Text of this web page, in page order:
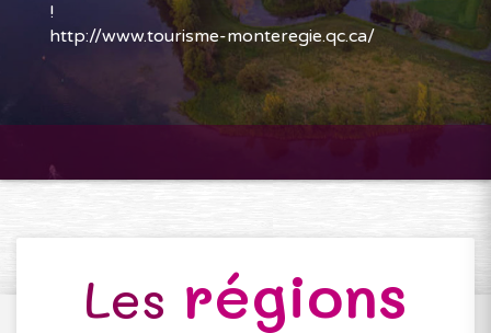
!
http://www.tourisme-monteregie.qc.ca/
Les régions